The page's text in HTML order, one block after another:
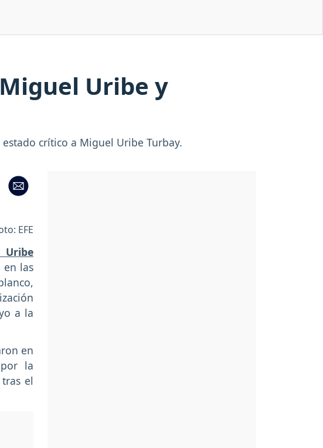
Uribe y
crítico a Miguel Uribe Turbay.
EFE
Uribe
en las
a la
en
la
el